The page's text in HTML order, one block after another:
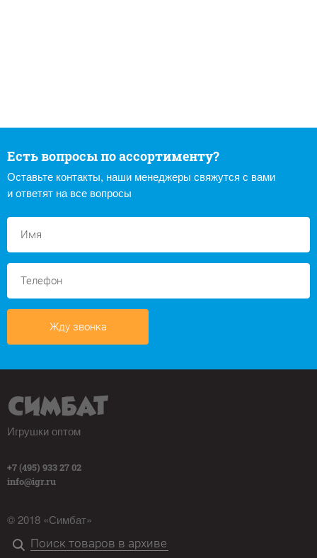
Есть вопросы по ассортименту?
Оставьте контакты, наши менеджеры свяжутся с вами
и ответят на все вопросы
Жду звонка
Игрушки оптом
+7 (495) 933 27 02
info@igr.ru
© 2018 «Симбат»